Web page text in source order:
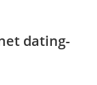
dating-